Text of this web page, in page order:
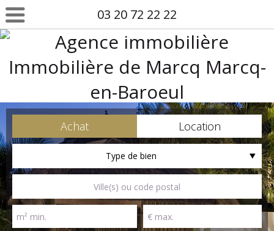
03 20 72 22 22
Achat Location
Type de bien